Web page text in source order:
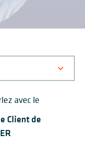
avec le
Client de